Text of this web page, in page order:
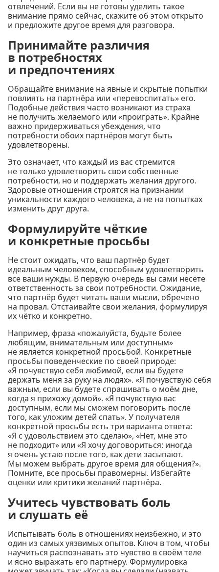
отвлечений. Если вы не готовы уделить такое
внимание прямо сейчас, скажите об этом открыто
и предложите другое время для разговора.
Принимайте различия
в потребностях
и предпочтениях
Обращайте внимание на явные и скрытые попытки
повлиять на партнёра или «перевоспитать» его.
Подобные действия часто возникают из страха
не получить желаемого или «проиграть». Крайне
важно придерживаться убеждения, что
потребности обоих партнёров могут быть
удовлетворены.
Это означает, что каждый из вас стремится
не только удовлетворить свои собственные
потребности, но и поддержать желания другого.
Здоровые отношения строятся на признании
уникальности каждого человека, а не на попытках
изменить друг друга.
Формулируйте чёткие
и конкретные просьбы
Не стоит ожидать, что ваш партнёр будет
идеальным человеком, способным удовлетворить
все ваши нужды. В первую очередь вы сами несёте
ответственность за свои потребности. Ожидание,
что партнёр будет читать ваши мысли, обречено
на провал. Отстаивайте свои желания, формулируя
их чётко и конкретно.
Например, фраза «пожалуйста, будьте более
любящим, внимательным или доступным»
не является конкретной просьбой. Конкретные
просьбы поведенческие по своей природе:
«Я почувствую себя любимой, если вы будете
держать меня за руку на людях». «Я почувствую себя
важным, если вы будете спрашивать о моём дне,
когда я прихожу домой». «Я почувствую вас
доступным, если мы сможем поговорить после
того, как уложим детей спать». У получателя
конкретной просьбы есть три варианта ответа:
«Я с удовольствием это сделаю», «Нет, мне это
не подходит» или «Я хочу договориться: иногда
я очень устаю после того, как дети засыпают.
Мы можем выбрать другое время для общения?».
Помните, все просьбы правомерны. Избегайте
оценки или критики желаний партнёра.
Учитесь чувствовать боль
и слушать её
Испытывать боль в отношениях неизбежно, и это
один из самых уязвимых опытов. Ключ в том, чтобы
научиться распознавать это чувство в своём теле
и ясно выражать его партнёру. Формулировка